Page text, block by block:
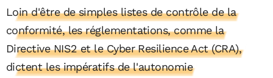
Loin d'être de simples listes de contrôle de la
conformité, les réglementations, comme la
Directive NIS2 et le Cyber Resilience Act (CRA),
dictent les impératifs de l'autonomie